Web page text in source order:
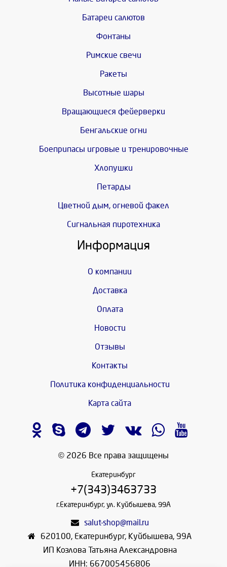
Батареи салютов
Фонтаны
Римские свечи
Ракеты
Высотные шары
Вращающиеся фейерверки
Бенгальские огни
Боеприпасы игровые и тренировочные
Хлопушки
Петарды
Цветной дым, огневой факел
Сигнальная пиротехника
Информация
О компании
Доставка
Оплата
Новости
Отзывы
Контакты
Политика конфиденциальности
Карта сайта
© 2026 Все права защищены
Екатеринбург
+7(343)3463733
г.Екатеринбург, ул. Куйбышева, 99А
salut-shop@mail.ru
620100, Екатеринбург, Куйбышева, 99А
ИП Козлова Татьяна Александровна
ИНН: 667005456806